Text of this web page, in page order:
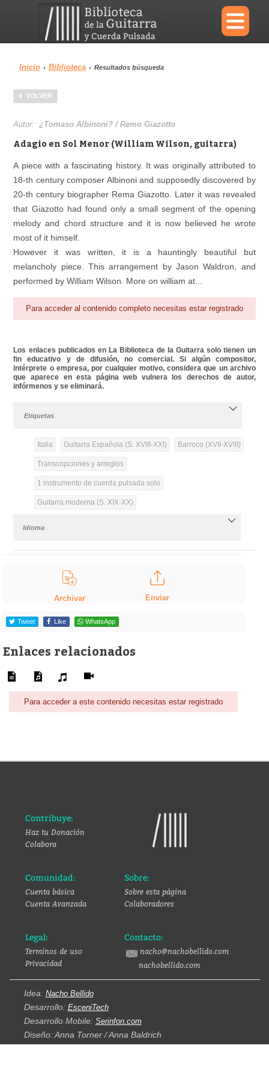
×
Menu
Biblioteca Diccionario
Área personal Reproductor
Inicio › Biblioteca › Resultados búsqueda
VOLVER
Autor:¿Tomaso Albinoni? / Remo Giazotto
Adagio en Sol Menor (William Wilson, guitarra)
A piece with a fascinating history. It was originally attributed to
18-th century composer Albinoni and supposedly discovered by
20-th century biographer Rema Giazotto. Later it was revealed
that Giazotto had found only a small segment of the opening
melody and chord structure and it is now believed he wrote
most of it himself.
However it was written, it is a hauntingly beautiful but
melancholy piece. This arrangement by Jason Waldron, and
performed by William Wilson. More on william at...
Para acceder al contenido completo necesitas estar registrado
Los enlaces publicados en La Biblioteca de la Guitarra solo tienen un
fin educativo y de difusión, no comercial. Si algún compositor,
intérprete o empresa, por cualquier motivo, considera que un archivo
que aparece en esta página web vulnera los derechos de autor,
infórmenos y se eliminará.
Etiquetas
Italia Guitarra Española (S. XVIII-XXI) Barroco (XVII-XVIII)
Transcripciones y arreglos
1 instrumento de cuerda pulsada solo
Guitarra moderna (S. XIX-XX)
Idioma
Archivar Enviar
Tweet Like WhatsApp
Enlaces relacionados
Para acceder a este contenido necesitas estar registrado
Contribuye:
Haz tu Donación
Colabora
Comunidad:
Cuenta básica
Cuenta Avanzada
Sobre:
Sobre esta página
Colaboradores
Legal:
Terminos de uso
Privacidad
Contacto:
nacho@nachobellido.com
nachobellido.com
Idea: Nacho Bellido
Desarrollo: EsceniTech
Desarrollo Mobile: Serinfon.com
Diseño: Anna Torner / Anna Baldrich